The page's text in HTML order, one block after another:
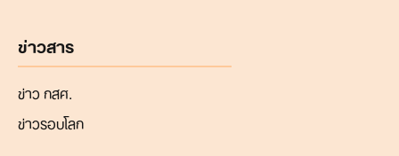
ข่าวสาร
ข่าว กสศ.
ข่าวรอบโลก